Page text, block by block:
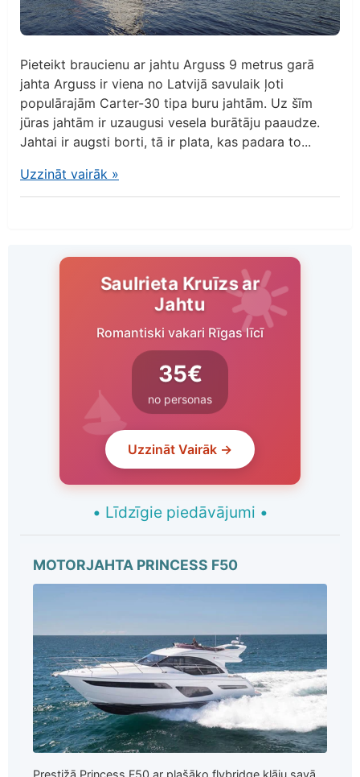
Pieteikt braucienu ar jahtu Arguss 9 metrus garā
jahta Arguss ir viena no Latvijā savulaik ļoti
populārajām Carter-30 tipa buru jahtām. Uz šīm
jūras jahtām ir uzaugusi vesela burātāju paaudze.
Jahtai ir augsti borti, tā ir plata, kas padara to...
Uzzināt vairāk »
Saulrieta Kruīzs ar
Jahtu
Romantiski vakari Rīgas līcī
35€
no personas
Uzzināt Vairāk →
• Līdzīgie piedāvājumi •
MOTORJAHTA PRINCESS F50